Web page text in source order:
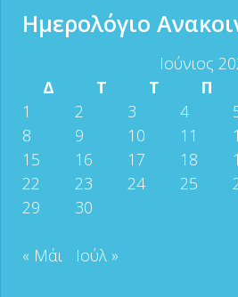
Ημερολόγιο
Ιούνιος
Δ
Τ Τ Π
1
2 3 4
8
9 10 11
15
16 17 18
22
23 24 25
29
30
« Μάι Ιούλ »